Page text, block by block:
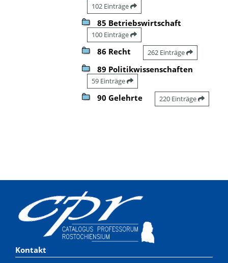
102 Einträge
85 Betriebswirtschaft
100 Einträge
86 Recht 262 Einträge
89 Politikwissenschaften
59 Einträge
90 Gelehrte 220 Einträge
Kontakt